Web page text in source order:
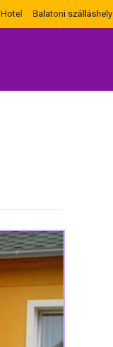
Hotel Balatoni szálláshely